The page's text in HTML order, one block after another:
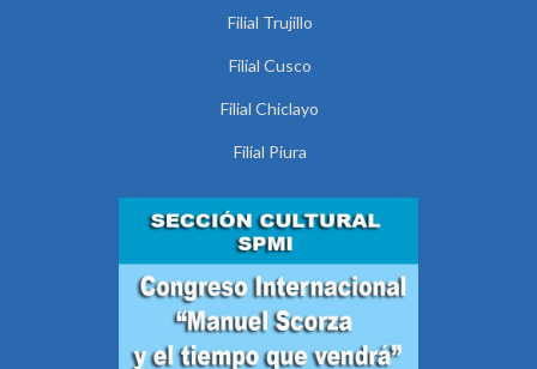
Filial Trujillo
Filial Cusco
Filial Chiclayo
Filial Piura